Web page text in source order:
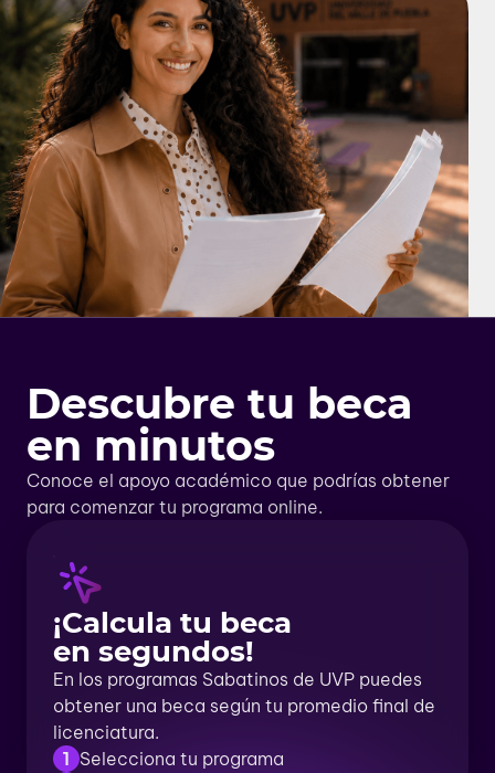
¡Calcula tu beca
en segundos!
En los programas Sabatinos de UVP puedes
obtener una beca según tu promedio final de
licenciatura.
1 Selecciona tu programa
Descubre tu beca
en minutos
Conoce el apoyo académico que podrías obtener
para comenzar tu programa online.